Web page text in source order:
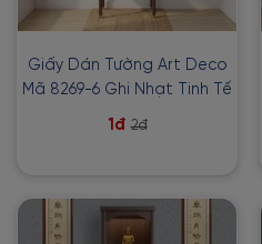
Giấy Dán Tường Art Deco
Mã 8269-6 Ghi Nhạt Tinh Tế
1đ 2đ